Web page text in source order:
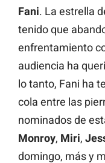
Fani. La estrella
tenido que
enfrentamiento
audiencia ha
lo tanto, Fani ha
cola entre las
nominados de
Monroy, Miri,
domingo, más y